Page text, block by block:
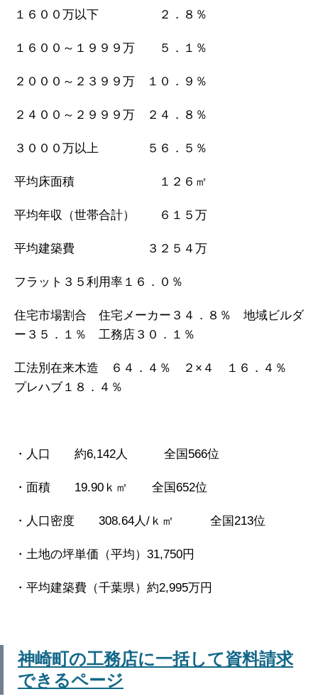
１６００万以下 ２．８％
１６００～１９９９万 ５．１％
２０００～２３９９万 １０．９％
２４００～２９９９万 ２４．８％
３０００万以上 ５６．５％
平均床面積 １２６㎡
平均年収（世帯合計） ６１５万
平均建築費 ３２５４万
フラット３５利用率１６．０％
住宅市場割合 住宅メーカー３４．８％ 地域ビルダ
ー３５．１％ 工務店３０．１％
工法別在来木造 ６４．４％ ２×４ １６．４％
プレハブ１８．４％
・人口 約6,142人 全国566位
・面積 19.90ｋ㎡ 全国652位
・人口密度 308.64人/ｋ㎡ 全国213位
・土地の坪単価（平均）31,750円
・平均建築費（千葉県）約2,995万円
神崎町の工務店に一括して資料請求
できるページ